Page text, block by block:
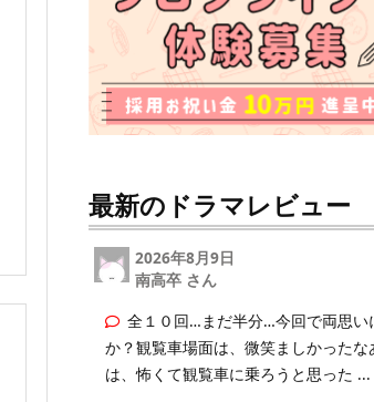
最新のドラマレビュー
2026年8月9日
南高卒 さん
全１０回…まだ半分…今回で両思
か？観覧車場面は、微笑ましかった
は、怖くて観覧車に乗ろうと思った ...